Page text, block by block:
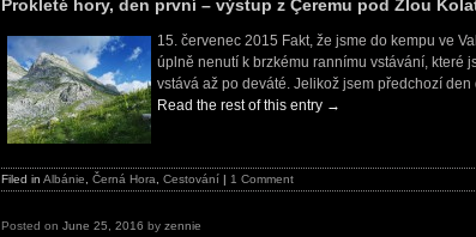
Prokleté hory, den první – výstup z Çeremu pod Zlou
15. červenec 2015 Fakt, že jsme do kempu ve
úplně nenutí k brzkému rannímu vstávání, které
vstává až po deváté. Jelikož jsem předchozí
Read the rest of this entry →
Filed in Albánie Černá Hora Cestování | 1 Comment
Posted on June 25, 2016 by zennie